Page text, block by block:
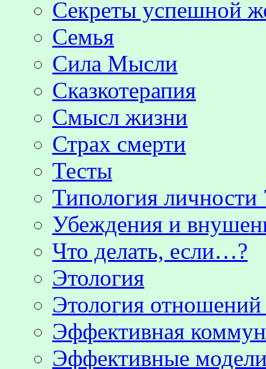
Секреты успешной
Семья
Сила Мысли
Сказкотерапия
Смысл жизни
Страх смерти
Тесты
Типология личности
Убеждения и
Что делать, если…?
Этология
Этология
Эффективная
Эффективные